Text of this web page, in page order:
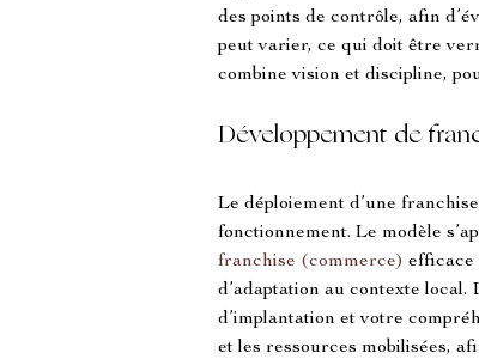
des points de contrôle, afin
peut varier, ce qui doit être
combine vision et discipline,
Développement de
Le déploiement d’une franchise
fonctionnement. Le modèle
franchise (commerce) efficace
d’adaptation au contexte local.
d’implantation et votre
et les ressources mobilisées,